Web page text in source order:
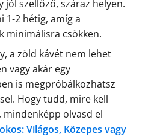
szellőző, száraz helyen.
1-2 hétig, amíg a
minimálisra csökken.
a zöld kávét nem lehet
vagy akár egy
is megpróbálkozhatsz
Hogy tudd, mire kell
mindenképp olvasd el
Világos, Közepes vagy